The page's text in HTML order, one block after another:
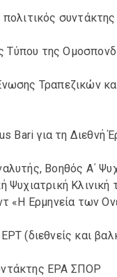
συντάκτης
της
Τραπεζικών
Bari για τη
Βοηθός Α΄
Ψυχιατρική
«Η Ερμηνεία των
(διεθνείς και
ΕΡΑ ΣΠΟΡ